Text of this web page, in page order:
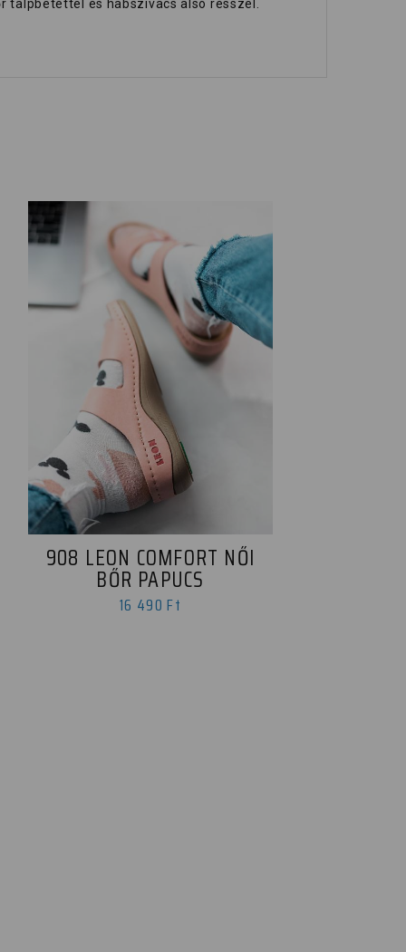
és habszivacs alsó résszel.
908 LEON COMFORT NŐI
BŐR PAPUCS
16 490 Ft